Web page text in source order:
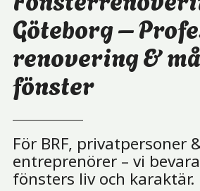
Göteborg –
renovering &
fönster
För BRF, privatpersoner
entreprenörer – vi
fönsters liv och karaktär.